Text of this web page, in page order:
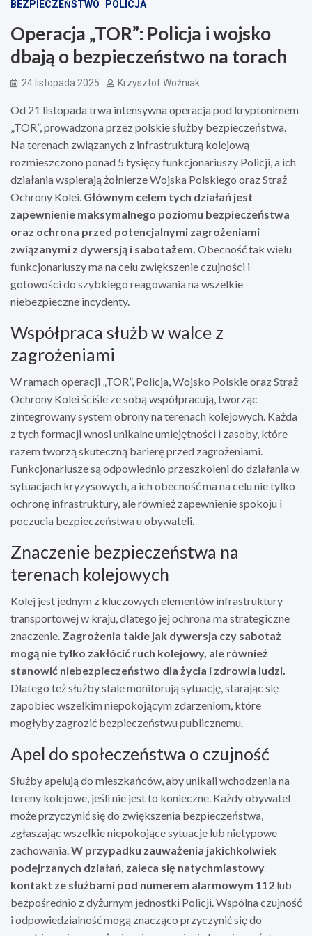
BEZPIECZEŃSTWO POLICJA
Operacja „TOR”: Policja i wojsko
dbają o bezpieczeństwo na torach
24 listopada 2025 Krzysztof Woźniak
Od 21 listopada trwa intensywna operacja pod kryptonimem
„TOR”, prowadzona przez polskie służby bezpieczeństwa.
Na terenach związanych z infrastrukturą kolejową
rozmieszczono ponad 5 tysięcy funkcjonariuszy Policji, a ich
działania wspierają żołnierze Wojska Polskiego oraz Straż
Ochrony Kolei. Głównym celem tych działań jest
zapewnienie maksymalnego poziomu bezpieczeństwa
oraz ochrona przed potencjalnymi zagrożeniami
związanymi z dywersją i sabotażem. Obecność tak wielu
funkcjonariuszy ma na celu zwiększenie czujności i
gotowości do szybkiego reagowania na wszelkie
niebezpieczne incydenty.
Współpraca służb w walce z
zagrożeniami
W ramach operacji „TOR”, Policja, Wojsko Polskie oraz Straż
Ochrony Kolei ściśle ze sobą współpracują, tworząc
zintegrowany system obrony na terenach kolejowych. Każda
z tych formacji wnosi unikalne umiejętności i zasoby, które
razem tworzą skuteczną barierę przed zagrożeniami.
Funkcjonariusze są odpowiednio przeszkoleni do działania w
sytuacjach kryzysowych, a ich obecność ma na celu nie tylko
ochronę infrastruktury, ale również zapewnienie spokoju i
poczucia bezpieczeństwa u obywateli.
Znaczenie bezpieczeństwa na
terenach kolejowych
Kolej jest jednym z kluczowych elementów infrastruktury
transportowej w kraju, dlatego jej ochrona ma strategiczne
znaczenie. Zagrożenia takie jak dywersja czy sabotaż
mogą nie tylko zakłócić ruch kolejowy, ale również
stanowić niebezpieczeństwo dla życia i zdrowia ludzi.
Dlatego też służby stale monitorują sytuację, starając się
zapobiec wszelkim niepokojącym zdarzeniom, które
mogłyby zagrozić bezpieczeństwu publicznemu.
Apel do społeczeństwa o czujność
Służby apelują do mieszkańców, aby unikali wchodzenia na
tereny kolejowe, jeśli nie jest to konieczne. Każdy obywatel
może przyczynić się do zwiększenia bezpieczeństwa,
zgłaszając wszelkie niepokojące sytuacje lub nietypowe
zachowania. W przypadku zauważenia jakichkolwiek
podejrzanych działań, zaleca się natychmiastowy
kontakt ze służbami pod numerem alarmowym 112 lub
bezpośrednio z dyżurnym jednostki Policji. Wspólna czujność
i odpowiedzialność mogą znacząco przyczynić się do